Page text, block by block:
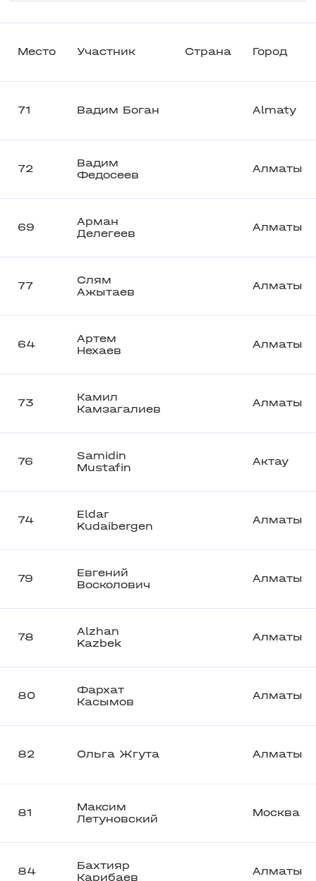
Место Участник Страна Город
71 Вадим Боган Almaty
72
Вадим
Федосеев
Алматы
69
Арман
Делегеев
Алматы
77
Слям
Ажытаев
Алматы
64
Артем
Нехаев
Алматы
73
Камил
Камзагалиев
Алматы
76
Samidin
Mustafin
Актау
74
Eldar
Kudaibergen
Алматы
79
Евгений
Восколович
Алматы
78
Alzhan
Kazbek
Алматы
80
Фархат
Касымов
Алматы
82 Ольга Жгута Алматы
81
Максим
Летуновский
Москва
84
Бахтияр
Карибаев
Алматы